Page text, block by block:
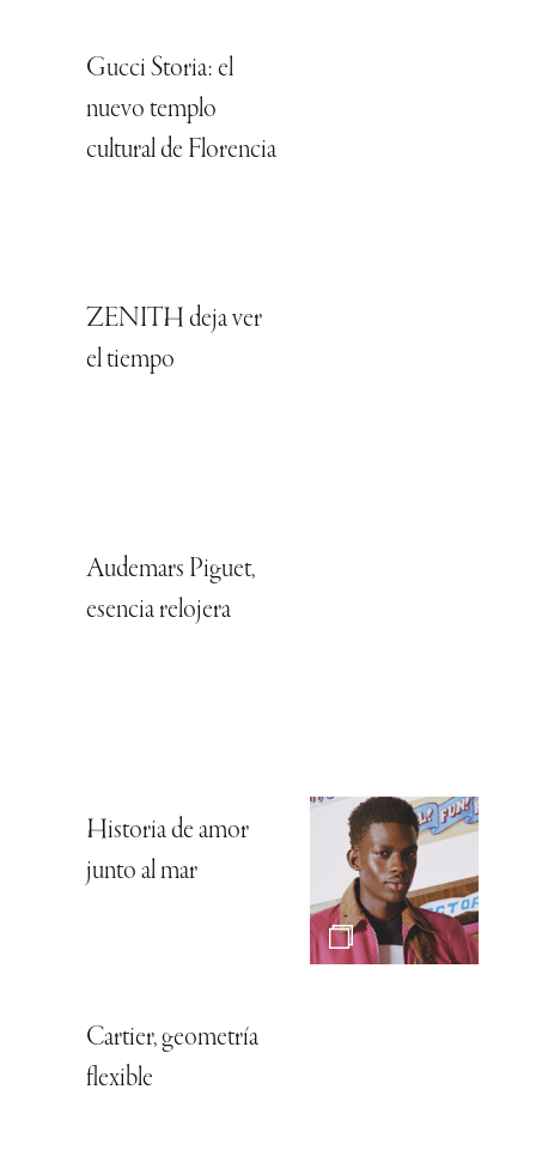
Gucci Storia: el
nuevo templo
cultural de Florencia
ZENITH deja ver
el tiempo
Audemars Piguet,
esencia relojera
Historia de amor
junto al mar
Cartier, geometría
flexible